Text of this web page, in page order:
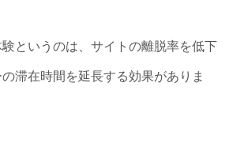
というのは、サイトの離脱率を低下
滞在時間を延長する効果がありま